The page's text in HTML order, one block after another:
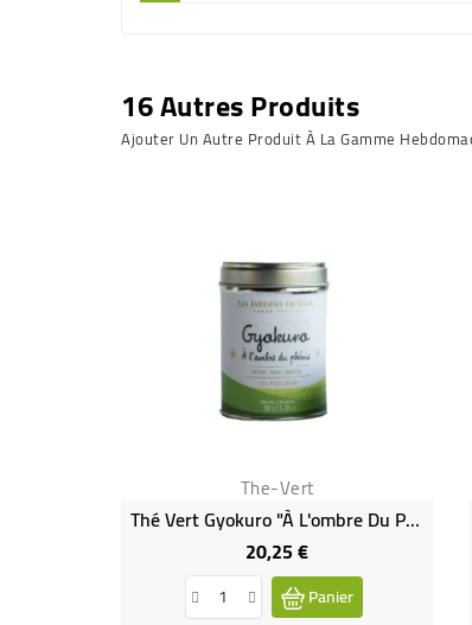
16 Autres Produits
Ajouter Un Autre Produit À La Gamme
The-Vert
Thé Vert Gyokuro "À L'ombre Du Phénix" - The Vert - Les Précieux Grand Thé Bio
20,25 €Prix
Panier